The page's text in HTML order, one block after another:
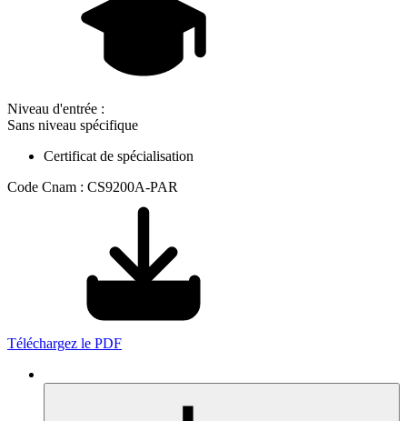
Niveau d'entrée :
Sans niveau spécifique
Certificat de spécialisation
Code Cnam : CS9200A-PAR
Téléchargez le PDF